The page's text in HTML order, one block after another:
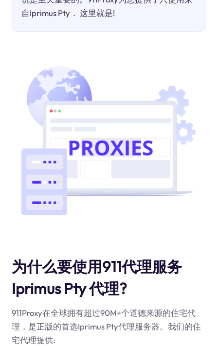
自Iprimus Pty． 这里就是!
为什么要使用911代理服务
Iprimus Pty 代理?
911Proxy在全球拥有超过90M+个道德来源的住宅代
理，是正版的首选Iprimus Pty代理服务器。我们的住
宅代理提供: